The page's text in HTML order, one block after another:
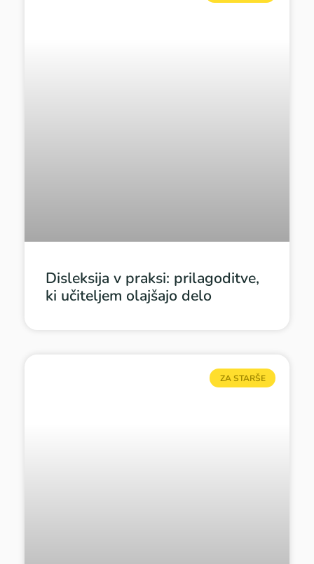
Disleksija v praksi: prilagoditve,
ki učiteljem olajšajo delo
ZA STARŠE